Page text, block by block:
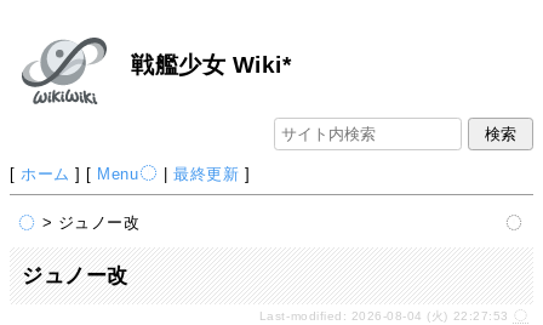
戦艦少女 Wiki*
[ ホーム ] [ Menu |最終更新 ]
> ジュノー改
ジュノー改
Last-modified: 2026-08-04 (火) 22:27:53